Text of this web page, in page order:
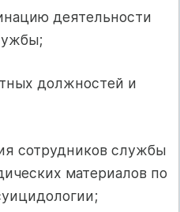
деятельности
должностей и
сотрудников службы
материалов по